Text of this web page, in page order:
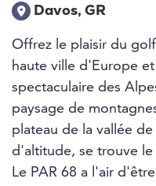
Davos, GR
Offrez le plaisir du
haute ville d'Europe
spectaculaire des
paysage de
plateau de la vallée
d'altitude, se trouve
Le PAR 68 a l'air